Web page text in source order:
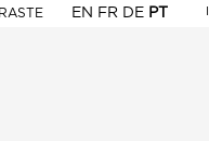
EN FR DE PT